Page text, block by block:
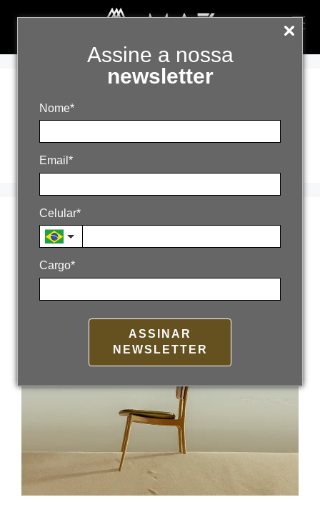
Assine a nossa
newsletter
Nome*
Email*
Celular*
Cargo*
ASSINAR
NEWSLETTER
custo de
aquisição
O risco de depender
só de mídia paga
28 de novembro de 2025 Poradmin